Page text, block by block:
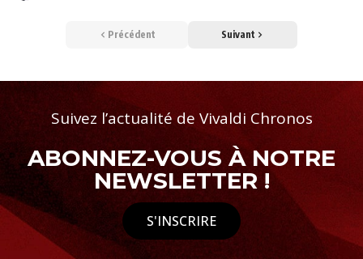
Précédent Suivant
Suivez l’actualité de Vivaldi Chronos
ABONNEZ-VOUS À NOTRE
NEWSLETTER !
S'INSCRIRE